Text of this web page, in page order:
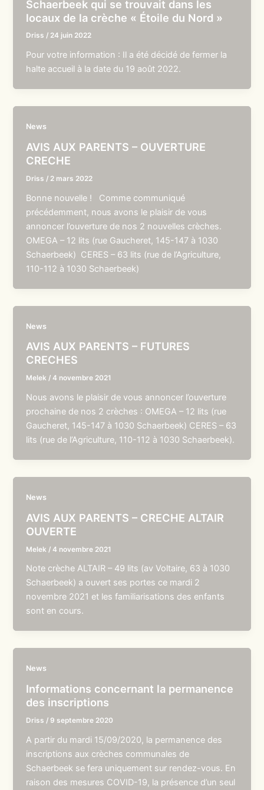
Schaerbeek qui se trouvait dans les
locaux de la crèche « Étoile du Nord »
Driss / 24 juin 2022
Pour votre information : Il a été décidé de fermer la
halte accueil à la date du 19 août 2022.
News
AVIS AUX PARENTS – OUVERTURE
CRECHE
Driss / 2 mars 2022
Bonne nouvelle ! Comme communiqué
précédemment, nous avons le plaisir de vous
annoncer l’ouverture de nos 2 nouvelles crèches.
OMEGA – 12 lits (rue Gaucheret, 145-147 à 1030
Schaerbeek) CERES – 63 lits (rue de l’Agriculture,
110-112 à 1030 Schaerbeek)
News
AVIS AUX PARENTS – FUTURES
CRECHES
Melek /4 novembre 2021
Nous avons le plaisir de vous annoncer l’ouverture
prochaine de nos 2 crèches : OMEGA – 12 lits (rue
Gaucheret, 145-147 à 1030 Schaerbeek) CERES – 63
lits (rue de l’Agriculture, 110-112 à 1030 Schaerbeek).
News
AVIS AUX PARENTS – CRECHE ALTAIR
OUVERTE
Melek /4 novembre 2021
Note crèche ALTAIR – 49 lits (av Voltaire, 63 à 1030
Schaerbeek) a ouvert ses portes ce mardi 2
novembre 2021 et les familiarisations des enfants
sont en cours.
News
Informations concernant la permanence
des inscriptions
Driss / 9 septembre 2020
A partir du mardi 15/09/2020, la permanence des
inscriptions aux crèches communales de
Schaerbeek se fera uniquement sur rendez-vous. En
raison des mesures COVID-19, la présence d’un seul